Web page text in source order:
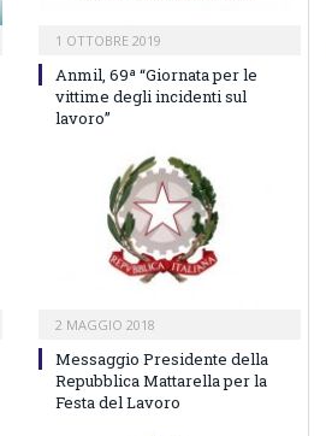
1 OTTOBRE 2019
Anmil, 69ª “Giornata per le
vittime degli incidenti sul
lavoro”
2 MAGGIO 2018
Messaggio Presidente della
Repubblica Mattarella per la
Festa del Lavoro